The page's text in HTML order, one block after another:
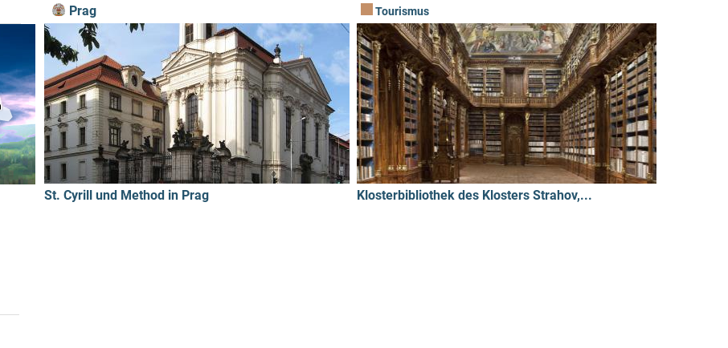
Prag
St. Cyrill und Method in Prag
Tourismus
Klosterbibliothek des Klosters Strahov,...